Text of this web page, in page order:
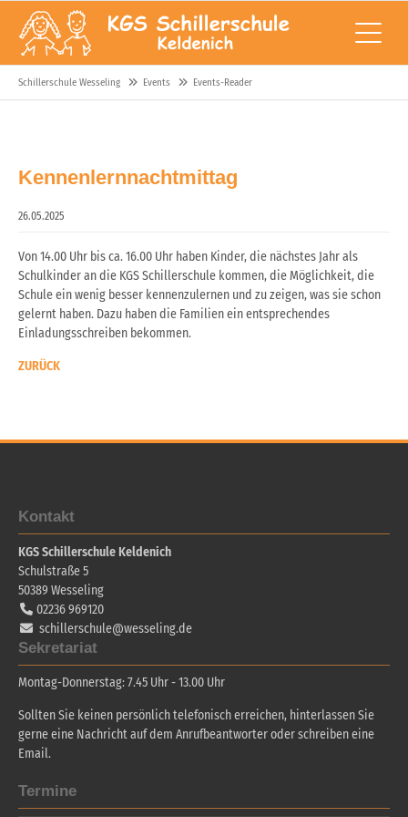
Schillerschule Wesseling Events Events-Reader
Kennenlernnachtmittag
26.05.2025
Von 14.00 Uhr bis ca. 16.00 Uhr haben Kinder, die nächstes Jahr als
Schulkinder an die KGS Schillerschule kommen, die Möglichkeit, die
Schule ein wenig besser kennenzulernen und zu zeigen, was sie schon
gelernt haben. Dazu haben die Familien ein entsprechendes
Einladungsschreiben bekommen.
ZURÜCK
Kontakt
KGS Schillerschule Keldenich
Schulstraße 5
50389 Wesseling
02236 969120
schillerschule@wesseling.de
Sekretariat
Montag-Donnerstag: 7.45 Uhr - 13.00 Uhr
Sollten Sie keinen persönlich telefonisch erreichen, hinterlassen Sie
gerne eine Nachricht auf dem Anrufbeantworter oder schreiben eine
Email.
Termine